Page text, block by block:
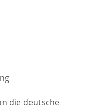
die deutsche